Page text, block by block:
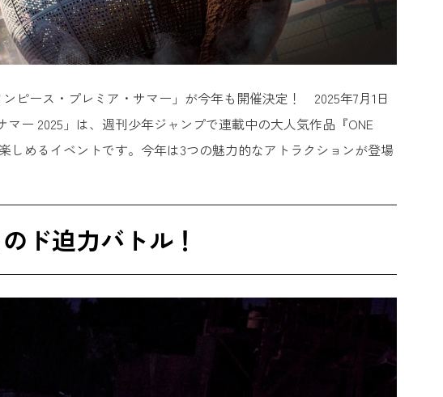
ピース・プレミア・サマー」が今年も開催決定！ 2025年7月1日
ー 2025」は、週刊少年ジャンプで連載中の大人気作品『ONE
しめるイベントです。今年は3つの魅力的なアトラクションが登場
ド迫力バトル！